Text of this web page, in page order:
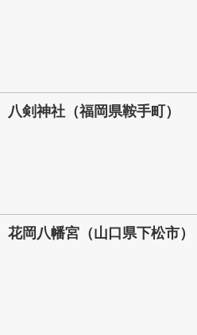
八剣神社（福岡県鞍手町）
花岡八幡宮（山口県下松市）